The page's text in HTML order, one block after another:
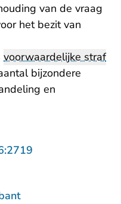
van de vraag
het bezit van
voorwaardelijke straf
bijzondere
en